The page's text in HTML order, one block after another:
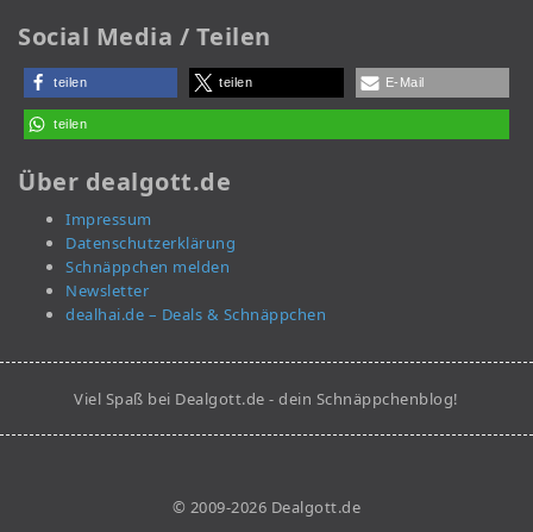
Social Media / Teilen
teilen teilen E-Mail
teilen
Über dealgott.de
Impressum
Datenschutzerklärung
Schnäppchen melden
Newsletter
dealhai.de – Deals & Schnäppchen
Viel Spaß bei Dealgott.de - dein Schnäppchenblog!
© 2009-2026 Dealgott.de